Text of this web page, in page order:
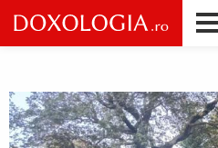
Skip
to
main